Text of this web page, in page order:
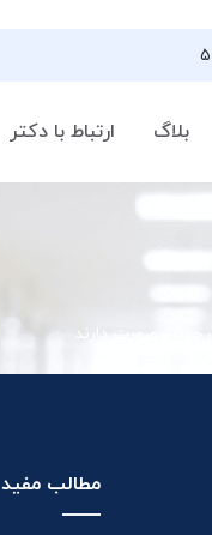
بلاگ ارتباط با دکتر
جوش صورت دارند
مطالب مفید